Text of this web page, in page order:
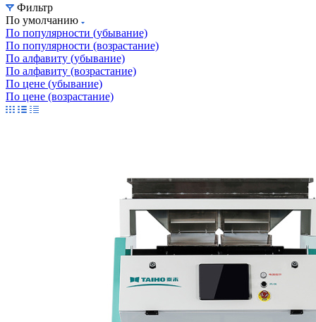
Фильтр
По умолчанию
По популярности (убывание)
По популярности (возрастание)
По алфавиту (убывание)
По алфавиту (возрастание)
По цене (убывание)
По цене (возрастание)